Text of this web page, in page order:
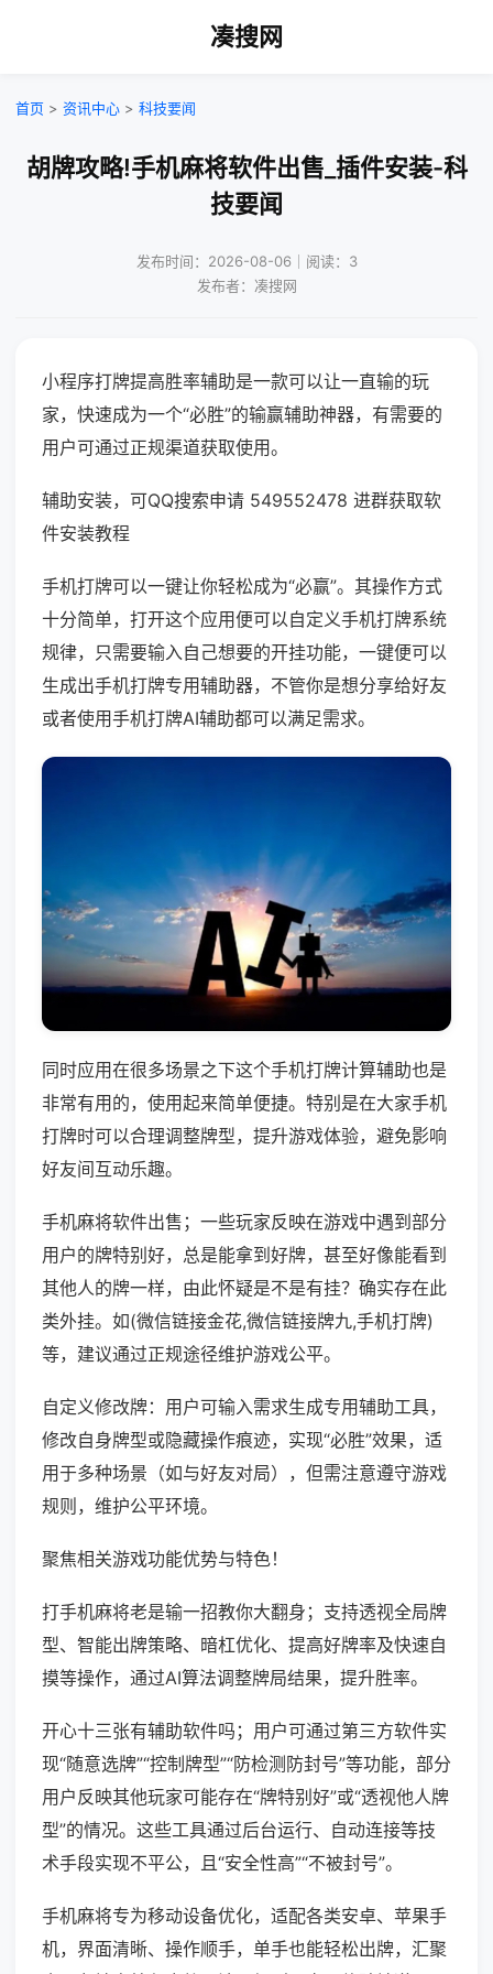
凑搜网
首页 > 资讯中心 > 科技要闻
胡牌攻略!手机麻将软件出售_插件安装-科
技要闻
发布时间：2026-08-06｜阅读：3
发布者：凑搜网
小程序打牌提高胜率辅助是一款可以让一直输的玩
家，快速成为一个“必胜”的输赢辅助神器，有需要的
用户可通过正规渠道获取使用。
辅助安装，可QQ搜索申请 549552478 进群获取软
件安装教程
手机打牌可以一键让你轻松成为“必赢”。其操作方式
十分简单，打开这个应用便可以自定义手机打牌系统
规律，只需要输入自己想要的开挂功能，一键便可以
生成出手机打牌专用辅助器，不管你是想分享给好友
或者使用手机打牌AI辅助都可以满足需求。
同时应用在很多场景之下这个手机打牌计算辅助也是
非常有用的，使用起来简单便捷。特别是在大家手机
打牌时可以合理调整牌型，提升游戏体验，避免影响
好友间互动乐趣。
手机麻将软件出售；一些玩家反映在游戏中遇到部分
用户的牌特别好，总是能拿到好牌，甚至好像能看到
其他人的牌一样，由此怀疑是不是有挂？确实存在此
类外挂。如(微信链接金花,微信链接牌九,手机打牌)
等，建议通过正规途径维护游戏公平。
自定义修改牌：用户可输入需求生成专用辅助工具，
修改自身牌型或隐藏操作痕迹，实现“必胜”效果，适
用于多种场景（如与好友对局），但需注意遵守游戏
规则，维护公平环境。
聚焦相关游戏功能优势与特色！
打手机麻将老是输一招教你大翻身；支持透视全局牌
型、智能出牌策略、暗杠优化、提高好牌率及快速自
摸等操作，通过AI算法调整牌局结果，提升胜率。
开心十三张有辅助软件吗；用户可通过第三方软件实
现“随意选牌”“控制牌型”“防检测防封号”等功能，部分
用户反映其他玩家可能存在“牌特别好”或“透视他人牌
型”的情况。这些工具通过后台运行、自动连接等技
术手段实现不平公，且“安全性高”“不被封号”。
手机麻将专为移动设备优化，适配各类安卓、苹果手
机，界面清晰、操作顺手，单手也能轻松出牌，汇聚